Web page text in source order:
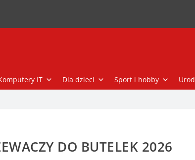
IT Dla dzieci Sport i hobby
DO BUTELEK 2026